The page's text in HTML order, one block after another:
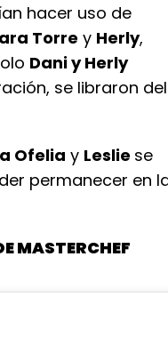
hacer uso de
Torre y Herly,
Dani y Herly
se libraron del
Ofelia y Leslie se
permanecer en
MASTERCHEF